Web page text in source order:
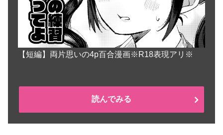
【短編】両片思いの4p百合漫画※R18表現アリ※
読んでみる